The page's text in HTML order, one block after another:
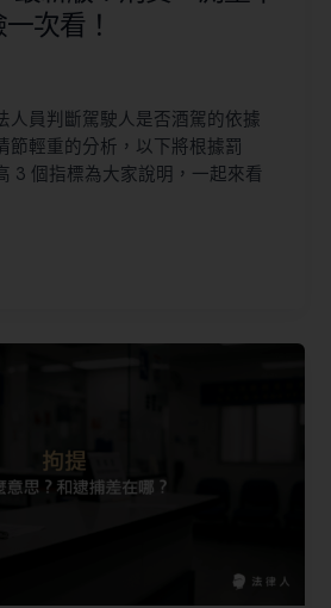
次看！
人員判斷駕駛人是否酒駕的依據
節輕重的分析，以下將根據罰
3 個指標為大家說明，一起來看